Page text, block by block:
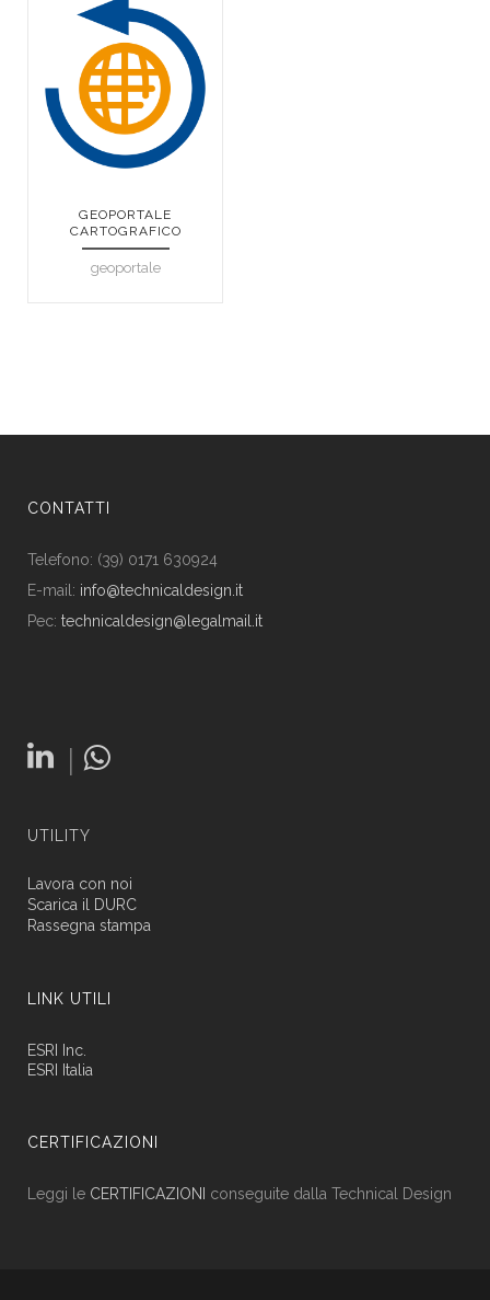
GEOPORTALE
CARTOGRAFICO
geoportale
CONTATTI
Telefono: (39) 0171 630924
E-mail: info@technicaldesign.it
Pec: technicaldesign@legalmail.it
|
UTILITY
Lavora con noi
Scarica il DURC
Rassegna stampa
LINK UTILI
ESRI Inc.
ESRI Italia
CERTIFICAZIONI
Leggi le CERTIFICAZIONI conseguite dalla Technical Design